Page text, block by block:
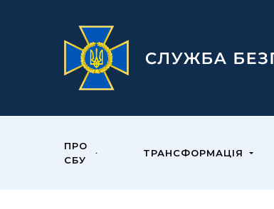
ПРО
СБУ
ТРАНСФОРМАЦІЯ